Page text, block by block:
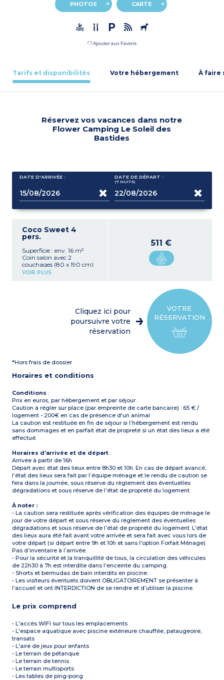
PHOTOS CARTE
Ajouter aux Favoris
Tarifs et disponibilités Votre hébergement À faire
Réservez vos vacances dans notre
Flower Camping Le Soleil des
Bastides
DATE D'ARRIVÉE : DATE DE DÉPART :
(7 NUITS)
Coco Sweet 4
pers.
Superficie : env. 16 m²
Coin salon avec 2
couchages (80 x 190 cm)
Coin cuisine (réfrigérateur,
Petite avancée servant de
Capacité max. 4
VOIR PLUS
511 €
VOTRE
RÉSERVATION
Cliquez ici pour
poursuivre votre
réservation
*Hors frais de dossier
Horaires et conditions
Conditions :
Prix en euros, par hébergement et par séjour.
Caution à régler sur place (par empreinte de carte bancaire) : 65 € /
logement - 200€ en cas de présence d'un animal
La caution est restituée en fin de séjour si l’hébergement est rendu
sans dommages et en parfait état de propreté si un état des lieux a été
effectué.
Horaires d’arrivée et de départ :
Arrivée à partir de 16h
Départ avec état des lieux entre 8h30 et 10h. En cas de départ avancé,
l’état des lieux sera fait par l’équipe ménage et le rendu de caution se
fera dans la journée, sous réserve du règlement des éventuelles
dégradations et sous réserve de l’état de propreté du logement.
À noter :
- La caution sera restituée après vérification des équipes de ménage le
jour de votre départ et sous réserve du règlement des éventuelles
dégradations et sous réserve de l’état de propreté du logement. L'état
des lieux aura été fait avant votre arrivée et sera fait avec vous lors de
votre départ (si départ entre 9h et 10h et sans l'option Forfait Ménage).
Pas d’inventaire à l’arrivée.
- Pour la sécurité et la tranquillité de tous, la circulation des véhicules
de 22h30 à 7h est interdite dans l’enceinte du camping.
- Shorts et bermudas de bain interdits en piscine.
- Les visiteurs éventuels doivent OBLIGATOIREMENT se présenter à
l’accueil et ont INTERDICTION de se rendre et d’utiliser la piscine.
Le prix comprend
- L'accès WIFI sur tous les emplacements
- L'espace aquatique avec piscine extérieure chauffée, pataugeoire,
transats
- L'aire de jeux pour enfants
- Le terrain de pétanque
- Le terrain de tennis
- Le terrain multisports
- Les tables de ping-pong